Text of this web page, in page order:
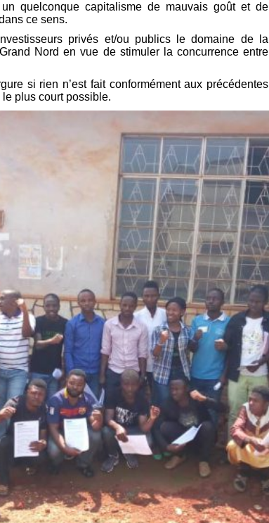
quelconque capitalisme de mauvais goût et de
ce sens.
privés et/ou publics le domaine de la
Nord en vue de stimuler la concurrence entre
si rien n’est fait conformément aux précédentes
plus court possible.